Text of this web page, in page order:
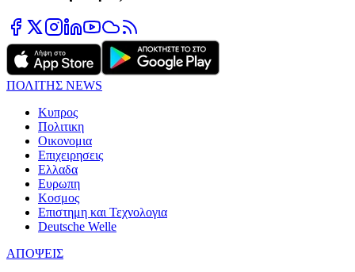
ΠΟΛΙΤΗΣ NEWS
Κυπρος
Πολιτικη
Οικονομια
Επιχειρησεις
Ελλαδα
Ευρωπη
Κοσμος
Επιστημη και Τεχνολογια
Deutsche Welle
ΑΠΟΨΕΙΣ